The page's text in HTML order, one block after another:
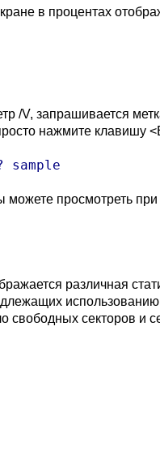
в процентах
/V, запрашивается
нажмите клавишу
sample
можете просмотреть
различная
свободных секторов и